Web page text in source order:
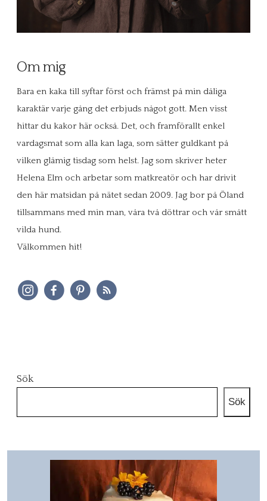
Om mig
Bara en kaka till syftar först och främst på min dåliga
karaktär varje gång det erbjuds något gott. Men visst
hittar du kakor här också. Det, och framförallt enkel
vardagsmat som alla kan laga, som sätter guldkant på
vilken glåmig tisdag som helst. Jag som skriver heter
Helena Elm och arbetar som matkreatör och har drivit
den här matsidan på nätet sedan 2009. Jag bor på Öland
tillsammans med min man, våra två döttrar och vår smått
vilda hund.
Välkommen hit!
Sök
Sök